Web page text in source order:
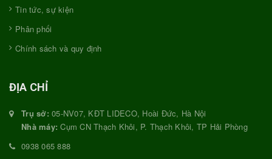
Tin tức, sự kiện
Phân phối
Chính sách và quy định
ĐỊA CHỈ
Trụ sở: 05-NV07, KĐT LIDECO, Hoài Đức, Hà Nội
Nhà máy: Cụm CN Thạch Khôi, P. Thạch Khôi, TP Hải Phòng
0938 065 888